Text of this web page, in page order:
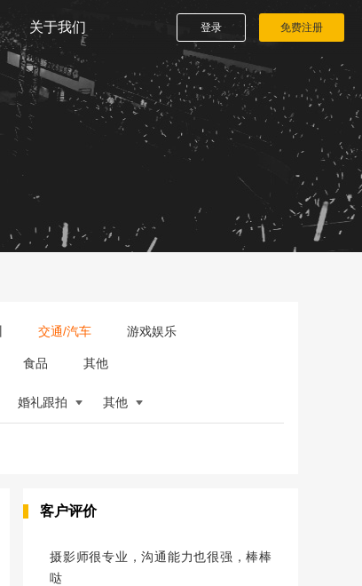
关于我们 登录 免费注册
交通/汽车 游戏娱乐
食品 其他
婚礼跟拍 其他
客户评价
摄影师很专业，沟通能力也很强，棒棒
哒